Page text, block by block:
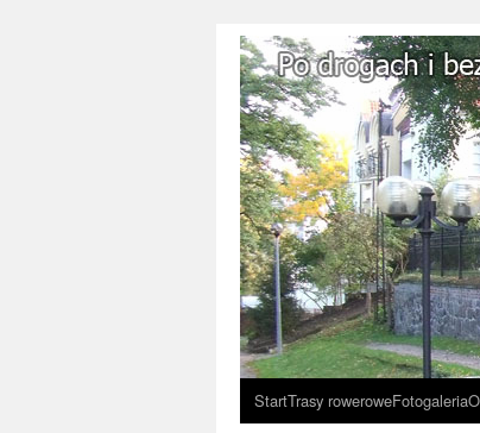
StartTrasy roweroweFotogaleria